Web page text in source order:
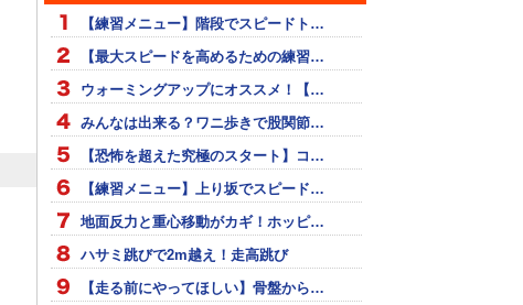
【練習メニュー】階段でスピードト…
【最大スピードを高めるための練習…
ウォーミングアップにオススメ！【…
みんなは出来る？ワニ歩きで股関節…
【恐怖を超えた究極のスタート】コ…
【練習メニュー】上り坂でスピード…
地面反力と重心移動がカギ！ホッピ…
ハサミ跳びで2m越え！走高跳び
【走る前にやってほしい】骨盤から…